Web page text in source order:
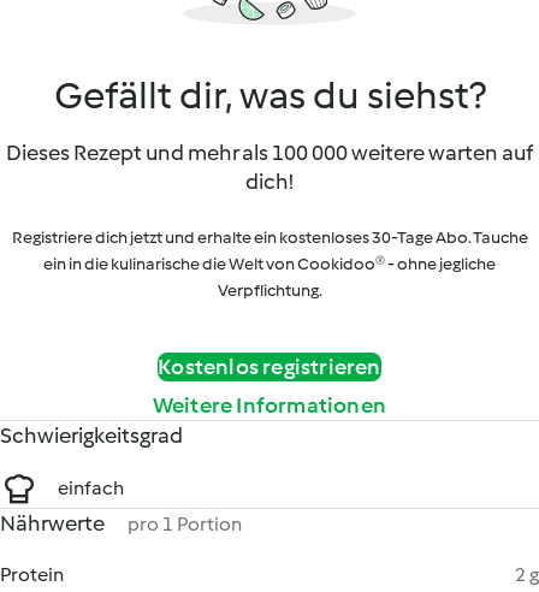
Gefällt dir, was du siehst?
Dieses Rezept und mehr als 100 000 weitere warten auf
dich!
Registriere dich jetzt und erhalte ein kostenloses 30-Tage Abo. Tauche
ein in die kulinarische die Welt von Cookidoo® - ohne jegliche
Verpflichtung.
Kostenlos registrieren
Weitere Informationen
Schwierigkeitsgrad
einfach
Nährwerte pro 1 Portion
Protein
2 g